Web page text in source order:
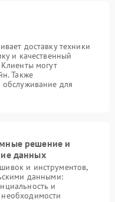
доставку техники
и качественный
могут
Также
обслуживание для
решение и
данных
и инструментов,
данными:
и